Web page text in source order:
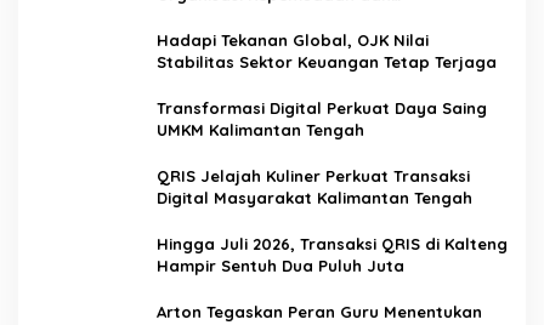
Pemerintah
Hadapi Tekanan Global, OJK Nilai
Stabilitas Sektor Keuangan Tetap Terjaga
Transformasi Digital Perkuat Daya Saing
UMKM Kalimantan Tengah
QRIS Jelajah Kuliner Perkuat Transaksi
Digital Masyarakat Kalimantan Tengah
Hingga Juli 2026, Transaksi QRIS di Kalteng
Hampir Sentuh Dua Puluh Juta
Arton Tegaskan Peran Guru Menentukan